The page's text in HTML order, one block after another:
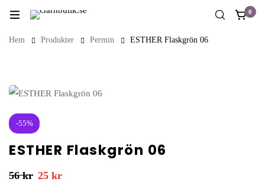
0
Hem Produkter Permin ESTHER Flaskgrön 06
-55%
ESTHER Flaskgrön 06
56kr 25 kr